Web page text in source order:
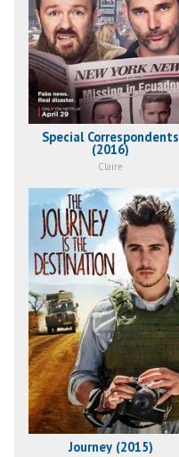
Special Correspondents
(2016)
Claire
Journey (2015)